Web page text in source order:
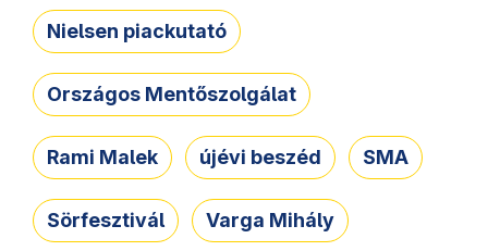
Nielsen piackutató
Országos Mentőszolgálat
Rami Malek újévi beszéd SMA
Sörfesztivál Varga Mihály